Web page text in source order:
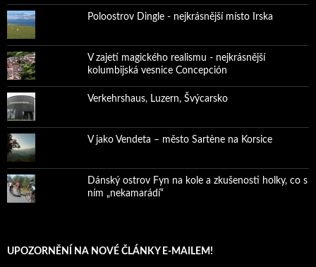
Poloostrov Dingle - nejkrásnější místo Irska
V zajetí magického realismu - nejkrásnější
kolumbijská vesnice Concepción
Verkehrshaus, Luzern, Švýcarsko
V jako Vendeta – město Sartène na Korsice
Dánský ostrov Fyn na kole a zkušenosti holky, co s
ním „nekamarádí“
UPOZORNĚNÍ NA NOVÉ ČLÁNKY E-MAILEM!